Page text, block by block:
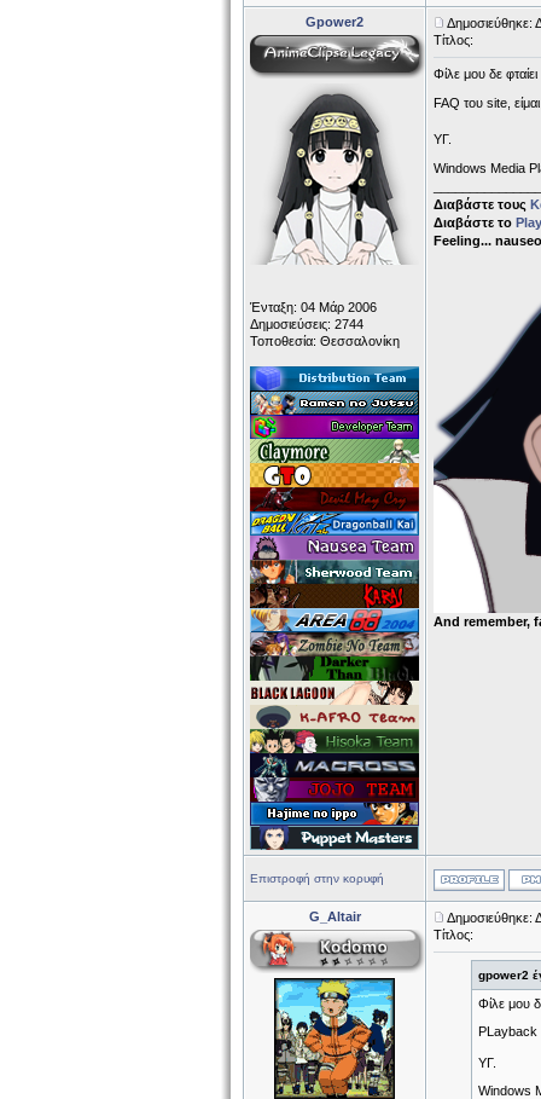
Gpower2
Ένταξη: 04 Μάρ 2006
Δημοσιεύσεις: 2744
Τοποθεσία: Θεσσαλονίκη
Δημοσιεύθηκε:
Τίτλος:
Φίλε μου δε
FAQ του site,
ΥΓ.
Windows Media
Διαβάστε τους
Διαβάστε το
Feeling...
And remember,
Επιστροφή στην κορυφή
G_Altair
Δημοσιεύθηκε:
Τίτλος:
gpower2
Φίλε μου
PLayback
ΥΓ.
Windows